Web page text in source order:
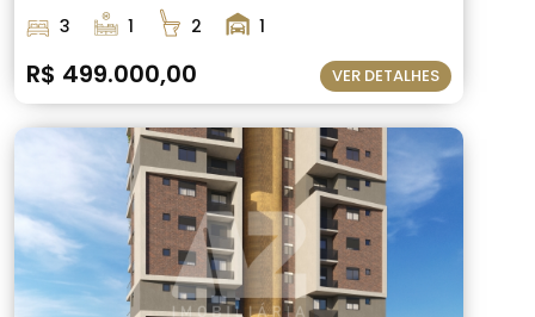
3 1 2 1
R$ 499.000,00 VER DETALHES